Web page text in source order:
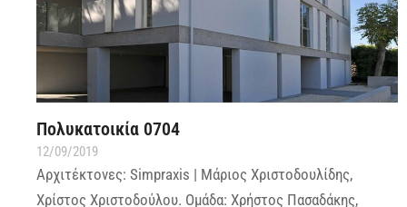
Πολυκατοικία 0704
12/09/2019
Αρχιτέκτονες: Simpraxis | Μάριος Χριστοδουλίδης,
Χρίστος Χριστοδούλου. Ομάδα: Χρήστος Πασαδάκης,